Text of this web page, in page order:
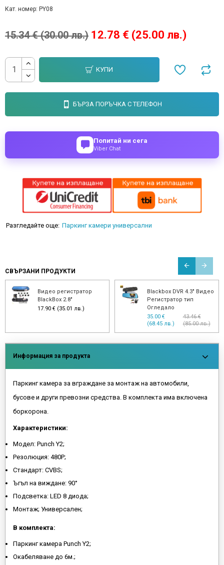
Кат. номер: PY08
12.78 € (25.00 лв.)
15.34 € (30.00 лв.)
КУПИ
БЪРЗА ПОРЪЧКА С ТЕЛЕФОН
Попитай ни сега
Viber Chat
Разгледайте още: Паркинг камери универсални
СВЪРЗАНИ ПРОДУКТИ
Видео регистратор
BlackBox 2.8"
17.90 € (35.01 лв.)
Blackbox DVR 4.3" Видео
Регистратор тип
Огледало
35.00 €
(68.45 лв.)
43.46 €
(85.00 лв.)
Информация за продукта
Паркинг камера за вграждане за монтаж на автомобили,
бусове и други превозни средства. В комплекта има включена
боркорона.
Характеристики:
Модел: Punch Y2;
Резолюция: 480P;
Стандарт: CVBS;
Ъгъл на виждане: 90°
Подсветка: LED 8 диода;
Монтаж; Универсален;
В комплекта:
Паркинг камера Punch Y2;
Окабеляване до 6м.;